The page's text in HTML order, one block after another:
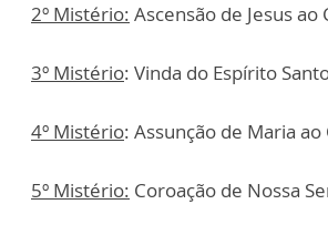
2º Mistério: Ascensão de Jesus ao
3º Mistério: Vinda do Espírito
4º Mistério: Assunção de Maria ao
5º Mistério: Coroação de Nossa